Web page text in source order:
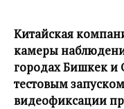
Китайская
камеры
городах Бишкек и
тестовым
видеофиксации